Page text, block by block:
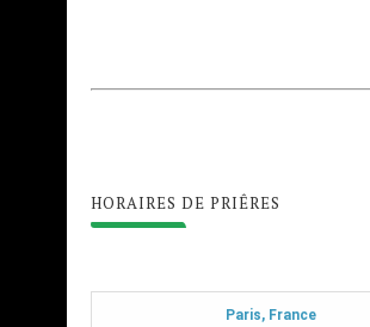
HORAIRES DE PRIÊRES